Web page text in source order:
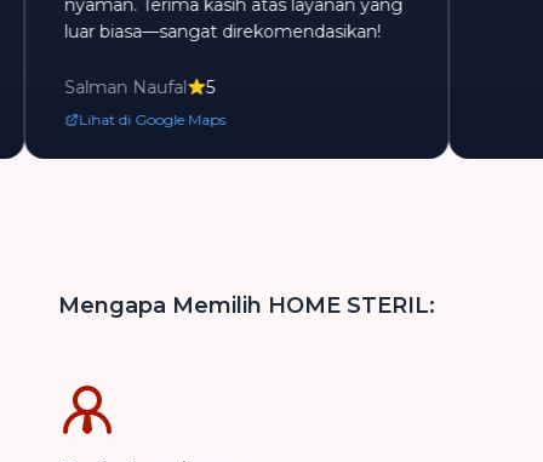
luar biasa—sangat direkomendasikan!
Salman Naufal
Lihat di Google Maps
Mengapa Memilih HOME STERIL: